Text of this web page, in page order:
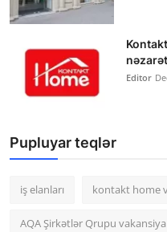
Editor
Pupluyar teqlər
iş elanları kontakt home
AQA Şirkətlər Qrupu vakansiya